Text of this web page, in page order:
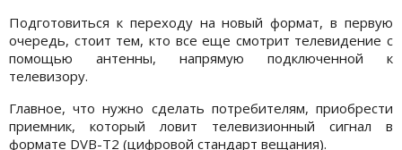
Подготовиться к переходу на новый формат, в первую
очередь, стоит тем, кто все еще смотрит телевидение с
помощью антенны, напрямую подключенной к
телевизору.
Главное, что нужно сделать потребителям, приобрести
приемник, который ловит телевизионный сигнал в
формате DVB-T2 (цифровой стандарт вещания).